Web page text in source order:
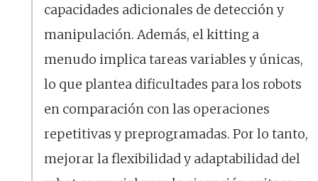
capacidades adicionales de detección y
manipulación. Además, el kitting a
menudo implica tareas variables y únicas,
lo que plantea dificultades para los robots
en comparación con las operaciones
repetitivas y preprogramadas. Por lo tanto,
mejorar la flexibilidad y adaptabilidad del